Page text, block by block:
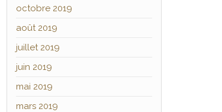
octobre 2019
août 2019
juillet 2019
juin 2019
mai 2019
mars 2019